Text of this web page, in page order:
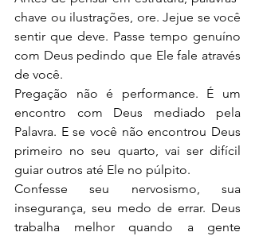
chave ou ilustrações, ore. Jejue se você
sentir que deve. Passe tempo genuíno
com Deus pedindo que Ele fale através
de você.
Pregação não é performance. É um
encontro com Deus mediado pela
Palavra. E se você não encontrou Deus
primeiro no seu quarto, vai ser difícil
guiar outros até Ele no púlpito.
Confesse seu nervosismo, sua
insegurança, seu medo de errar. Deus
trabalha melhor quando a gente